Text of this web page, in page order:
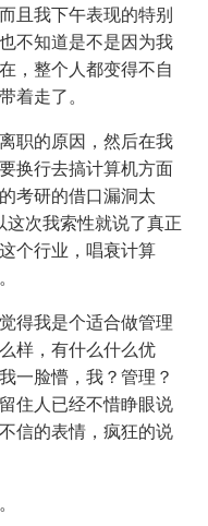
且我下午表现的特别
不知道是不是因为我
，整个人都变得不自
着走了。
职的原因，然后在我
换行去搞计算机方面
考研的借口漏洞太
这次我索性就说了真正
个行业，唱衰计算
得我是个适合做管理
样，有什么什么优
一脸懵，我？管理？
住人已经不惜睁眼说
信的表情，疯狂的说